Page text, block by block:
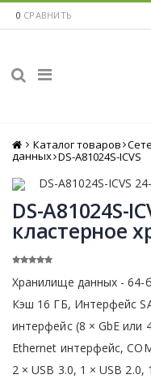
0 СРАВНИТЬ
Главная
Каталог товаров
данных DS-A81024S-ICVS
DS-A81024S-
кластерное
Хранилище данных - 64-
Кэш 16 ГБ, Интерфейс
интерфейс (8 × GbE или
Ethernet интерфейс,
2 × USB 3.0, 1 × USB